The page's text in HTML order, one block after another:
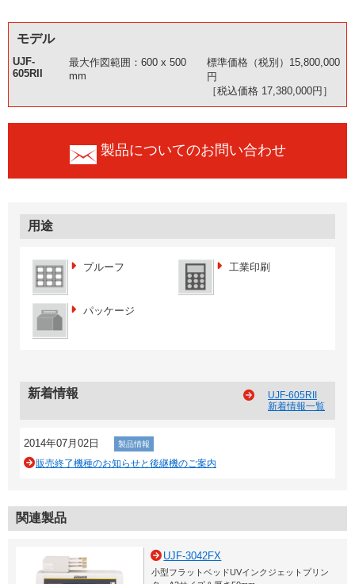
モデル
UJF-
605RII
最大作図範囲：600 x 500
mm
標準価格（税別）15,800,000
円
［税込価格 17,380,000円］
製品についてのお問い合わせ
用途
プルーフ 工業印刷
パッケージ
新着情報
UJF-605RII
新着情報一覧
2014年07月02日 製品情報
販売終了機種のお知らせと後継機のご案内
関連製品
UJF-3042FX
小型フラットベッドUVインクジェットプリン